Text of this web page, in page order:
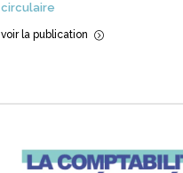
circulaire
voir la publication =